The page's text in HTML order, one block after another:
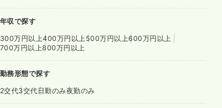
年収で探す
300万円以上400万円以上 500万円以上600万円以上
700万円以上800万円以上
勤務形態で探す
2交代3交代日勤のみ夜勤のみ